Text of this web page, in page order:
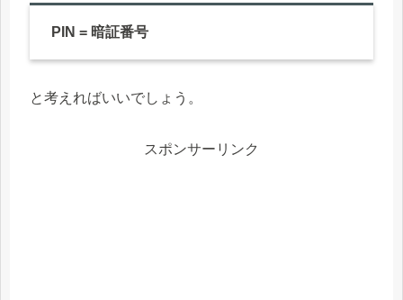
PIN = 暗証番号
と考えればいいでしょう。
スポンサーリンク